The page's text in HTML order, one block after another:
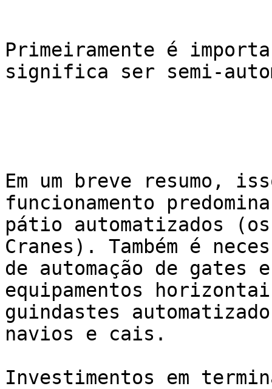
Primeiramente é
significa ser semi-
Em um breve resumo,
funcionamento
pátio automatizados (os
Cranes). Também é
de automação de
equipamentos
guindastes
navios e cais.
Investimentos em